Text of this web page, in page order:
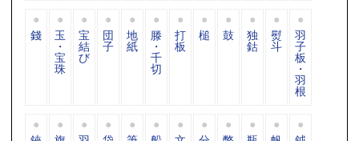
錢 玉
・
宝
珠
宝
結
び
団
子
地
紙
滕
・
千
切
打
板
槌 鼓 独
鈷
熨
斗
羽
子
板
・
羽
根